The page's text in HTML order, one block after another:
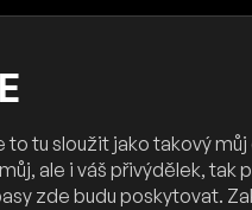
to tu sloužit jako takový
ale i váš přivýdělek, tak
zde budu poskytovat.